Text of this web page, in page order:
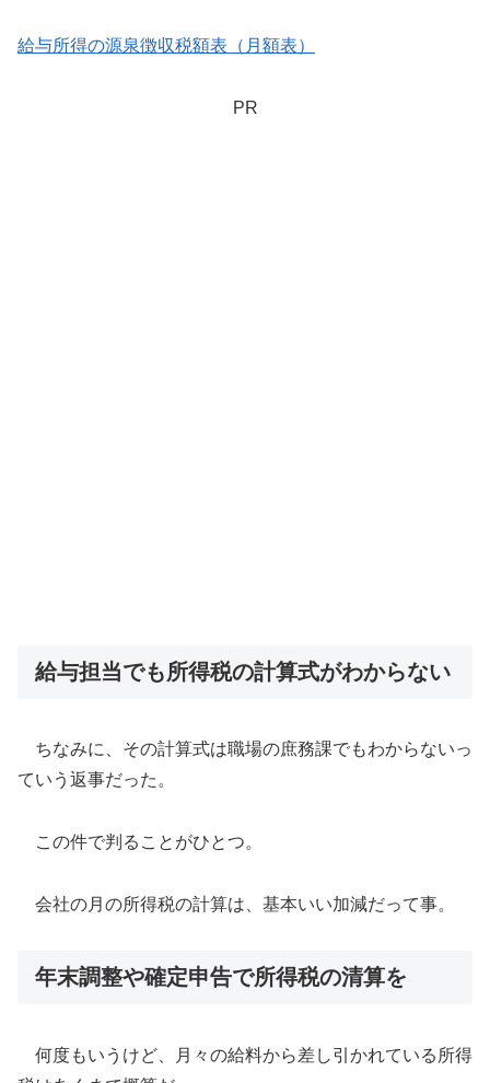
給与所得の源泉徴収税額表（月額表）
PR
給与担当でも所得税の計算式がわからない
ちなみに、その計算式は職場の庶務課でもわからないっ
ていう返事だった。
この件で判ることがひとつ。
会社の月の所得税の計算は、基本いい加減だって事。
年末調整や確定申告で所得税の清算を
何度もいうけど、月々の給料から差し引かれている所得